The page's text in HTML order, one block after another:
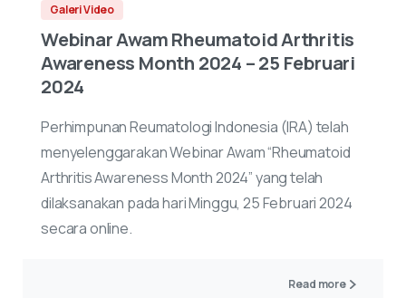
Galeri Video
Webinar Awam Rheumatoid Arthritis
Awareness Month 2024 – 25 Februari
2024
Perhimpunan Reumatologi Indonesia (IRA) telah
menyelenggarakan Webinar Awam “Rheumatoid
Arthritis Awareness Month 2024” yang telah
dilaksanakan pada hari Minggu, 25 Februari 2024
secara online.
Read more